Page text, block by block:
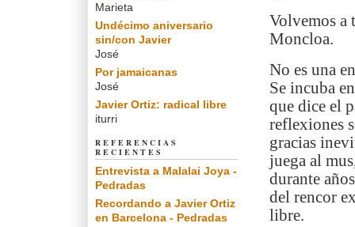
Volvemos a
Moncloa.
No es una
Se incuba
que dice el
reflexiones
gracias
juega al
durante
del rencor
libre.
Marieta
Undécimo aniversario
sin/con Javier
José
Por jamaicanas
José
Javier Ortiz: radical libre
iturri
REFERENCIAS
RECIENTES
Entrevista a Malalai Joya -
Pedradas
Recordando a Javier Ortiz
en Barcelona - Pedradas